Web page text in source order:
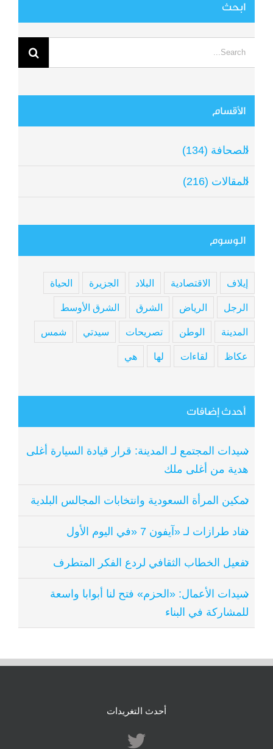
ابحث
الأقسام
الصحافة (134)
المقالات (216)
الوسوم
إيلاف الاقتصادية البلاد الجزيرة الحياة
الرجل الرياض الشرق الشرق الأوسط
المدينة الوطن تصريحات سيدتي شمس
عكاظ لقاءات لها هي
أحدث إضافات
سيدات المجتمع لـ المدينة: قرار قيادة السيارة أغلى
هدية من أغلى ملك
تمكين المرأة السعودية وانتخابات المجالس البلدية
نفاد طرازات لـ «آيفون 7 «في اليوم الأول
تفعيل الخطاب الثقافي لردع الفكر المتطرف
سيدات الأعمال: «الحزم» فتح لنا أبوابا واسعة
للمشاركة في البناء
أحدث التغريدات